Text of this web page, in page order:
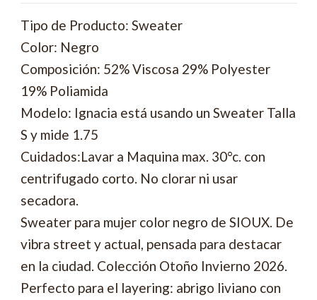
Tipo de Producto: Sweater
Color: Negro
Composición: 52% Viscosa 29% Polyester
19% Poliamida
Modelo: Ignacia está usando un Sweater Talla
S y mide 1.75
Cuidados:Lavar a Maquina max. 30°c. con
centrifugado corto. No clorar ni usar
secadora.
Sweater para mujer color negro de SIOUX. De
vibra street y actual, pensada para destacar
en la ciudad. Colección Otoño Invierno 2026.
Perfecto para el layering: abrigo liviano con